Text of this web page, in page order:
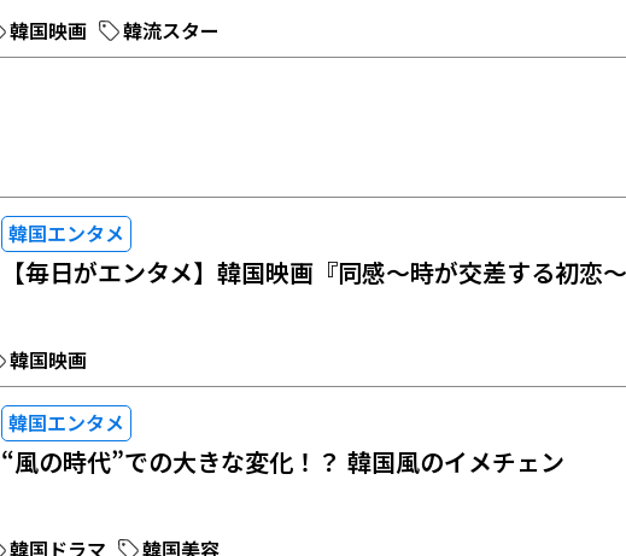
韓国映画 韓流スター
韓国エンタメ
【毎日がエンタメ】韓国映画『同感～時が交差する初恋～
韓国映画
韓国エンタメ
“風の時代”での大きな変化！？ 韓国風のイメチェン
韓国ドラマ 韓国美容